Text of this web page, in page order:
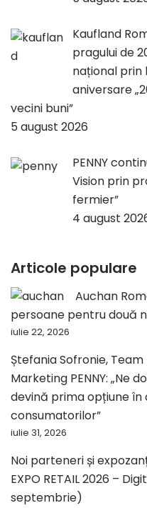
Kaufland
pragului de
național prin
aniversare
vecini buni”
5 august 2026
PENNY
Vision prin
fermier”
4 august
Articole populare
Auchan
persoane pentru două
iulie 22, 2026
Ștefania Sofronie,
Marketing PENNY: „Ne
devină prima opțiune în
consumatorilor”
iulie 31, 2026
Noi parteneri și
EXPO RETAIL 2026 –
septembrie)